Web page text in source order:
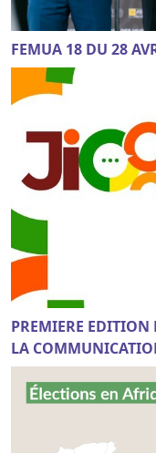
FEMUA 18 DU 28
PREMIERE EDITION
LA